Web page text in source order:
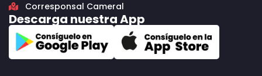
Corresponsal Cameral
Descarga nuestra App